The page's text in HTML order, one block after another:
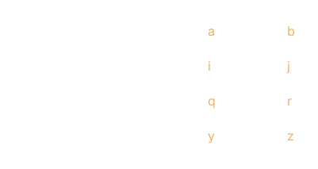
a b
i j
q r
y z